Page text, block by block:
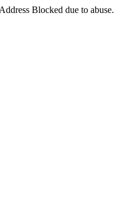
Blocked due to abuse.